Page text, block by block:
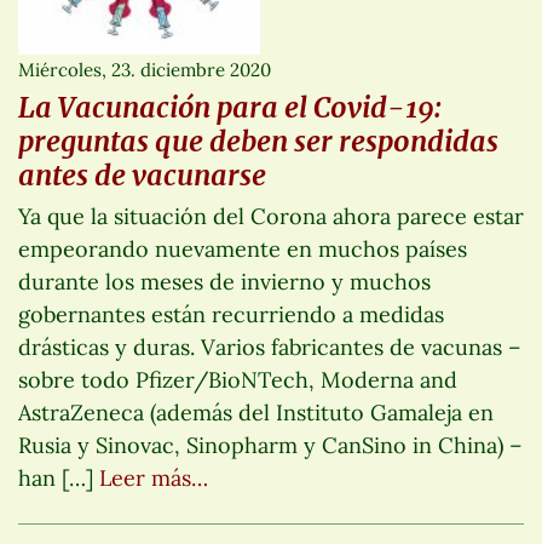
Miércoles, 23. diciembre 2020
La Vacunación para el Covid-19:
preguntas que deben ser respondidas
antes de vacunarse
Ya que la situación del Corona ahora parece estar
empeorando nuevamente en muchos países
durante los meses de invierno y muchos
gobernantes están recurriendo a medidas
drásticas y duras. Varios fabricantes de vacunas –
sobre todo Pfizer/BioNTech, Moderna and
AstraZeneca (además del Instituto Gamaleja en
Rusia y Sinovac, Sinopharm y CanSino in China) –
han […] Leer más…